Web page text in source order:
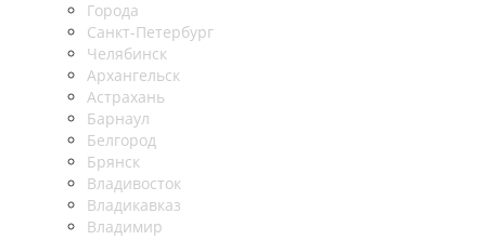
Города
Санкт-Петербург
Челябинск
Архангельск
Астрахань
Барнаул
Белгород
Брянск
Владивосток
Владикавказ
Владимир